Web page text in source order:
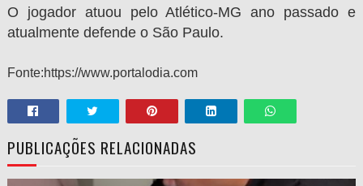
O jogador atuou pelo Atlético-MG ano passado e
atualmente defende o São Paulo.
Fonte:https://www.portalodia.com
PUBLICAÇÕES RELACIONADAS